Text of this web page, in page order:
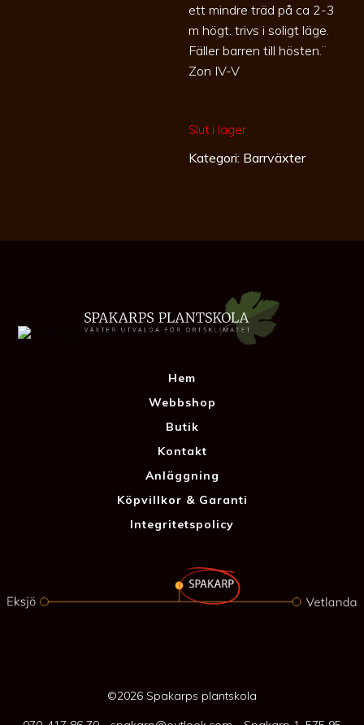
ett mindre träd på ca 2-3
m högt. trivs i soligt läge.
Fäller barren till hösten.¨
Zon IV-V
Slut i lager
Kategori: Barrväxter
Hem
Webbshop
Butik
Kontakt
Anläggning
Köpvillkor & Garanti
Integritetspolicy
©2026 Spakarps plantskola